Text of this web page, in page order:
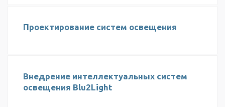
Проектирование систем освещения
Внедрение интеллектуальных систем
освещения Blu2Light